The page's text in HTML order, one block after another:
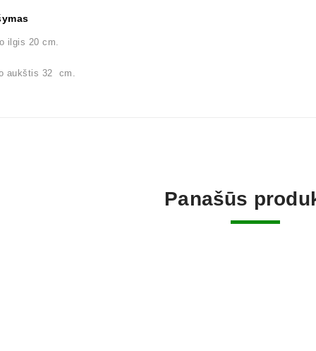
ilgis 20 cm.
aukštis 32 cm.
Panašūs